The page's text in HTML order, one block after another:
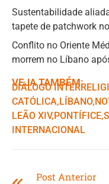
Sustentabilidade
tapete de patchwork
Conflito no Oriente
morrem no Líbano
VEJA TAMBÉM:
DIÁLOGO
CATÓLICA,ㅤ LÍBANO,ㅤ
LEÃO XIV,ㅤ PONTÍFICE,ㅤ
INTERNACIONAL
Post Anterior